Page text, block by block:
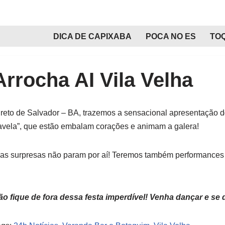
DICA DE CAPIXABA POCA NO ES
AI Vila Velha
de Salvador – BA, trazemos a sensacional apresentação
que estão embalam corações e animam a galera!
surpresas não param por aí! Teremos também
fique de fora dessa festa imperdível! Venha dançar e se